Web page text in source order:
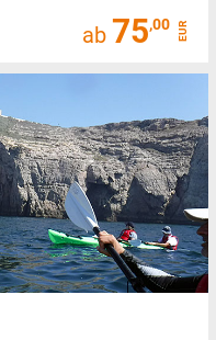
ab 75,00 EUR